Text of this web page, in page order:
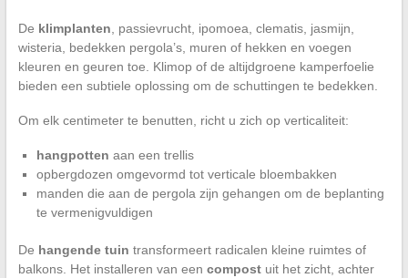
De klimplanten , passievrucht, ipomoea, clematis, jasmijn,
wisteria, bedekken pergola’s, muren of hekken en voegen
kleuren en geuren toe. Klimop of de altijdgroene kamperfoelie
bieden een subtiele oplossing om de schuttingen te bedekken.
Om elk centimeter te benutten, richt u zich op verticaliteit:
hangpotten aan een trellis
opbergdozen omgevormd tot verticale bloembakken
manden die aan de pergola zijn gehangen om de beplanting
te vermenigvuldigen
De hangende tuin transformeert radicalen kleine ruimtes of
balkons. Het installeren van een compostuit het zicht, achter